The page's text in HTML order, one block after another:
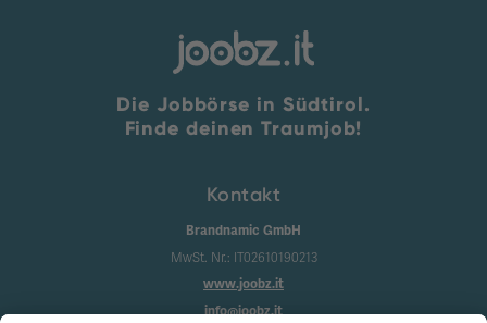
Die Jobbörse in Südtirol.
Finde deinen Traumjob!
Kontakt
Brandnamic GmbH
MwSt. Nr.: IT02610190213
www.joobz.it
info@joobz.it